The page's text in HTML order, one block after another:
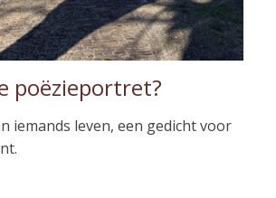
poëzieportret?
iemands leven, een gedicht voor